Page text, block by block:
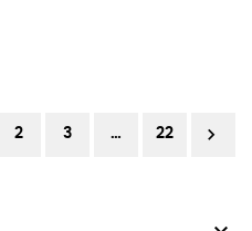
2 3 … 22 